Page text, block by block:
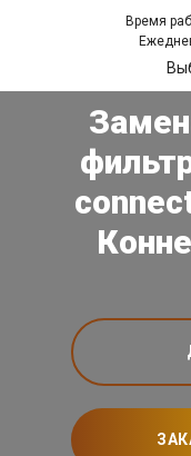
Время